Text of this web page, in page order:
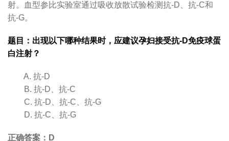
射。血型参比实验室通过吸收放散试验检测抗-D、抗-C和
抗-G。
题目：出现以下哪种结果时，应建议孕妇接受抗-D免疫球蛋
白注射？
A. 抗-D
B. 抗-D、抗-C
C. 抗-D、抗-C、抗-G
D. 抗-C、抗-G
正确答案：D